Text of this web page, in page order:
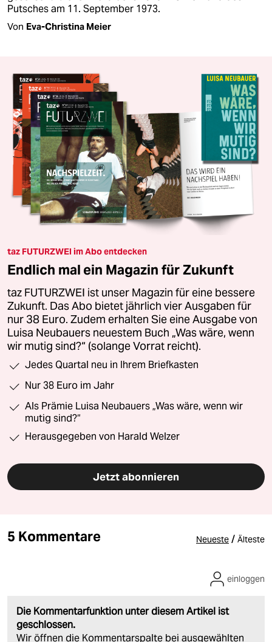
Putsches am 11. September 1973.
Von Eva-Christina Meier
taz FUTURZWEI im Abo entdecken
Endlich mal ein Magazin für Zukunft
taz FUTURZWEI ist unser Magazin für eine bessere
Zukunft. Das Abo bietet jährlich vier Ausgaben für
nur 38 Euro. Zudem erhalten Sie eine Ausgabe von
Luisa Neubauers neuestem Buch „Was wäre, wenn
wir mutig sind?“ (solange Vorrat reicht).
Jedes Quartal neu in Ihrem Briefkasten
Nur 38 Euro im Jahr
Als Prämie Luisa Neubauers „Was wäre, wenn wir
mutig sind?“
Herausgegeben von Harald Welzer
Jetzt abonnieren
5 Kommentare Neueste / Älteste
Die Kommentarfunktion unter diesem Artikel ist
geschlossen.
Wir öffnen die Kommentarspalte bei ausgewählten
einloggen